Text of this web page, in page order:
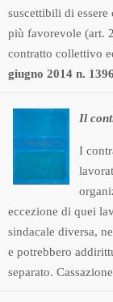
suscettibili di
più favorevole (art.
contratto collettivo
giugno 2014 n.
Il
I
eccezione di quei
sindacale diversa,
e potrebbero
separato.